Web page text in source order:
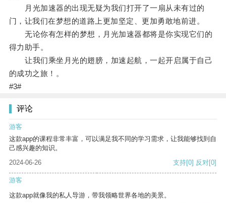
月光加速器的出现无疑为我们打开了一扇从未有过的
门，让我们在梦想的道路上更加坚定、更加勇敢地前进。
无论你有怎样的梦想，月光加速器都将是你实现它们的
得力助手。
让我们乘坐月光的翅膀，加速起航，一起开启属于自己
的成功之旅！。
#3#
评论
游客
这款app的课程非常丰富，可以满足我不同的学习需求，让我能够找到自
己感兴趣的知识。
2024-06-26
支持[0] 反对[0]
游客
这款app就像我的私人导游，带我领略世界各地的美景。